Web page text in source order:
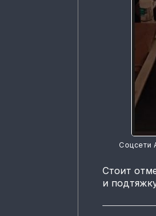
Соцсети
Стоит
и